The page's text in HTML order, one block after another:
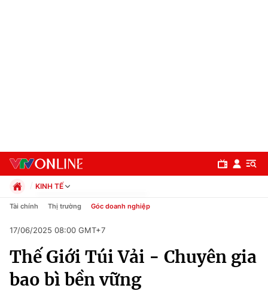
Chuyên mục
Chính trị
KINH TẾ
Chính trị
Pháp luật
Kinh tế
Thể thao
Truyền hình
Tài chính Thị trường Góc doanh nghiệp
17/06/2025 08:00 GMT+7
Thế Giới Túi Vải - Chuyên gia
bao bì bền vững